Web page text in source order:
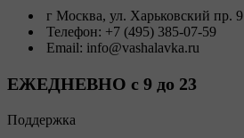
г Москва, ул. Харьковский пр. 9
Телефон: +7 (495) 385-07-59
Email: info@vashalavka.ru
ЕЖЕДНЕВНО с 9 до 23
Поддержка